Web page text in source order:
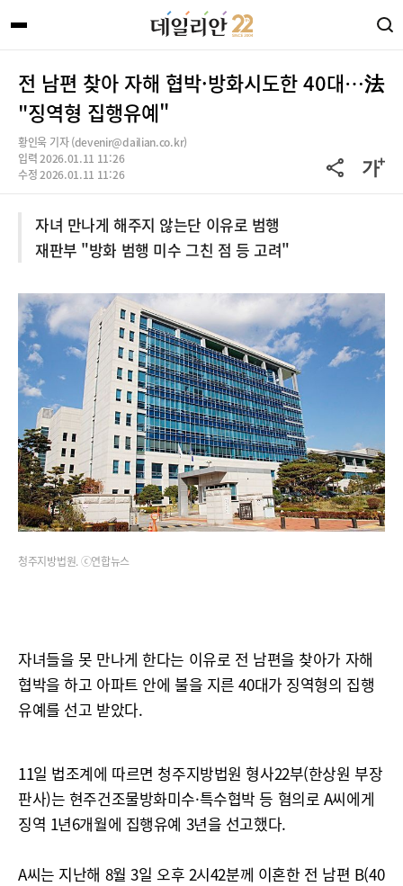
전 남편 찾아 자해 협박·방화시도한 40대…法
"징역형 집행유예"
황인욱 기자 (devenir@dailian.co.kr)
입력 2026.01.11 11:26
수정 2026.01.11 11:26
자녀 만나게 해주지 않는단 이유로 범행
재판부 "방화 범행 미수 그친 점 등 고려"
청주지방법원. ⓒ연합뉴스
자녀들을 못 만나게 한다는 이유로 전 남편을 찾아가 자해
협박을 하고 아파트 안에 불을 지른 40대가 징역형의 집행
유예를 선고 받았다.
11일 법조계에 따르면 청주지방법원 형사22부(한상원 부장
판사)는 현주건조물방화미수·특수협박 등 혐의로 A씨에게
징역 1년6개월에 집행유예 3년을 선고했다.
A씨는 지난해 8월 3일 오후 2시42분께 이혼한 전 남편 B(40